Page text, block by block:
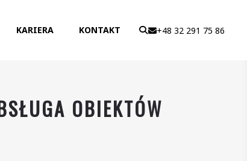
+48 32 291 75 86
KARIERA KONTAKT
OBIEKTÓW